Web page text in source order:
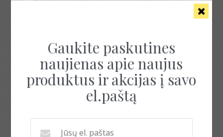
Gaukite paskutines
naujienas apie naujus
produktus ir akcijas į savo
el.paštą